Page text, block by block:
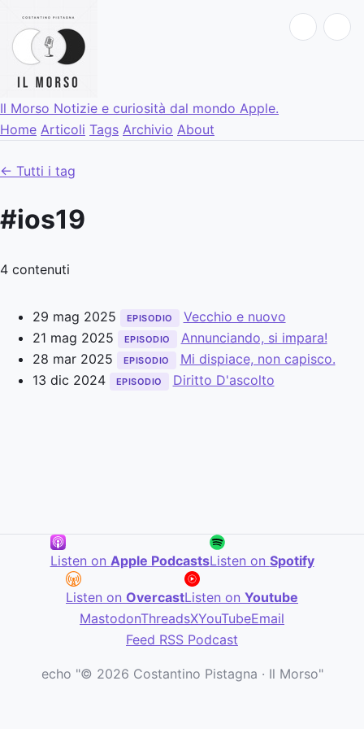
Il Morso Notizie e curiosità dal mondo Apple.
Home Articoli Tags Archivio About
← Tutti i tag
#ios19
4 contenuti
29 mag 2025 EPISODIO
Vecchio e nuovo
21 mag 2025
EPISODIO
Annunciando, si impara!
28 mar 2025
EPISODIO
Mi dispiace, non capisco.
13 dic 2024
EPISODIO Diritto D'ascolto
Listen on Apple PodcastsListen on Spotify
Listen on OvercastListen on Youtube
MastodonThreadsXYouTubeEmail
Feed RSS Podcast
echo "© 2026 Costantino Pistagna · Il Morso"